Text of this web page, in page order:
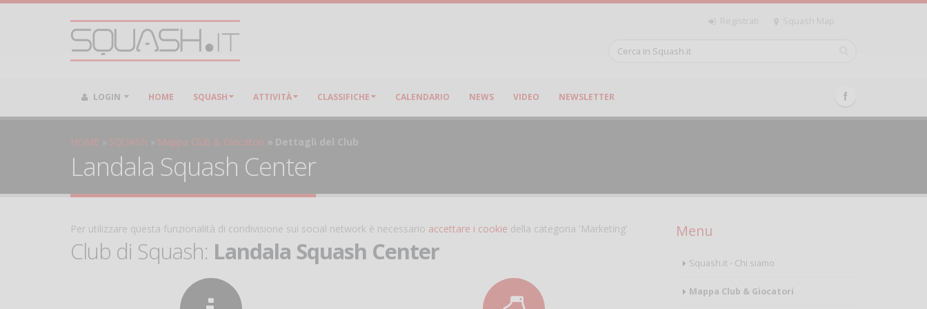
Registrati Squash Map
LOGIN HOME SQUASH ATTIVITÀ CLASSIFICHE CALENDARIO NEWS VIDEO NEWSLETTER
HOME SQUASH Mappa Club & Giocatori Dettagli del Club
Landala Squash Center
Per utilizzare questa funzionalità di condivisione sui social network è necessario accettare i cookie della categoria 'Marketing'
Club di Squash: Landala Squash Center
Menu
Squash.it - Chi siamo
Mappa Club & Giocatori